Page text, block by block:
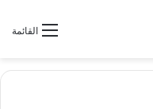
القائمةبحث عن